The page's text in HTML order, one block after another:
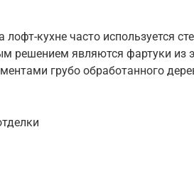
кухне часто используется
решением являются фартуки из
грубо обработанного